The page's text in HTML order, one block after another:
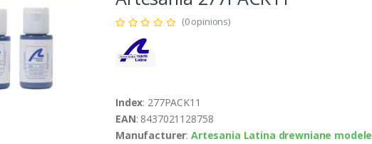
(0 opinions)
Index: 277PACK11
EAN: 8437021128758
Manufacturer: Artesania Latina drewniane modele